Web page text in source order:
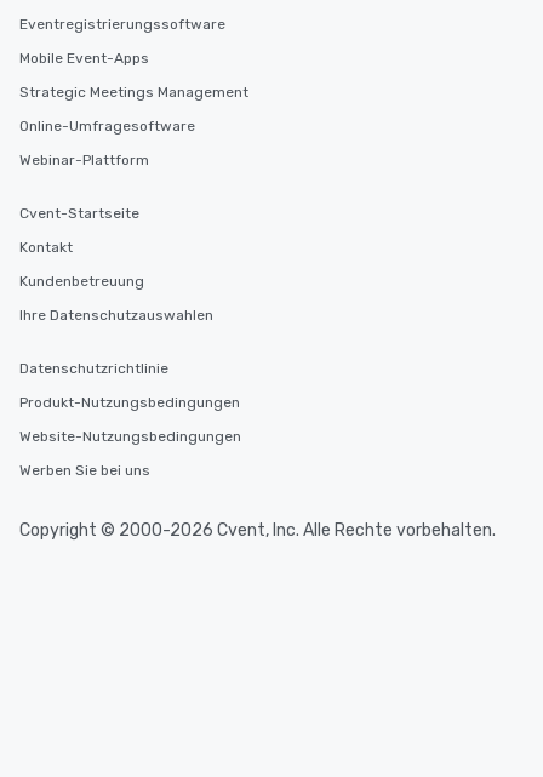
Eventregistrierungssoftware
Mobile Event-Apps
Strategic Meetings Management
Online-Umfragesoftware
Webinar-Plattform
Cvent-Startseite
Kontakt
Kundenbetreuung
Ihre Datenschutzauswahlen
Datenschutzrichtlinie
Produkt-Nutzungsbedingungen
Website-Nutzungsbedingungen
Werben Sie bei uns
Copyright © 2000-2026 Cvent, Inc. Alle Rechte vorbehalten.